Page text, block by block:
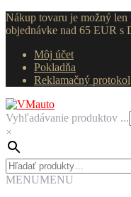
Nákup tovaru je možný len
objednávke nad 65 EUR s
Môj účet
Pokladňa
Reklamačný protokol
Preskočiť
na
navigáciu
Preskočiť
na
obsah
Vyhľadávanie produktov ...
×
Hľadať:
MENUMENU